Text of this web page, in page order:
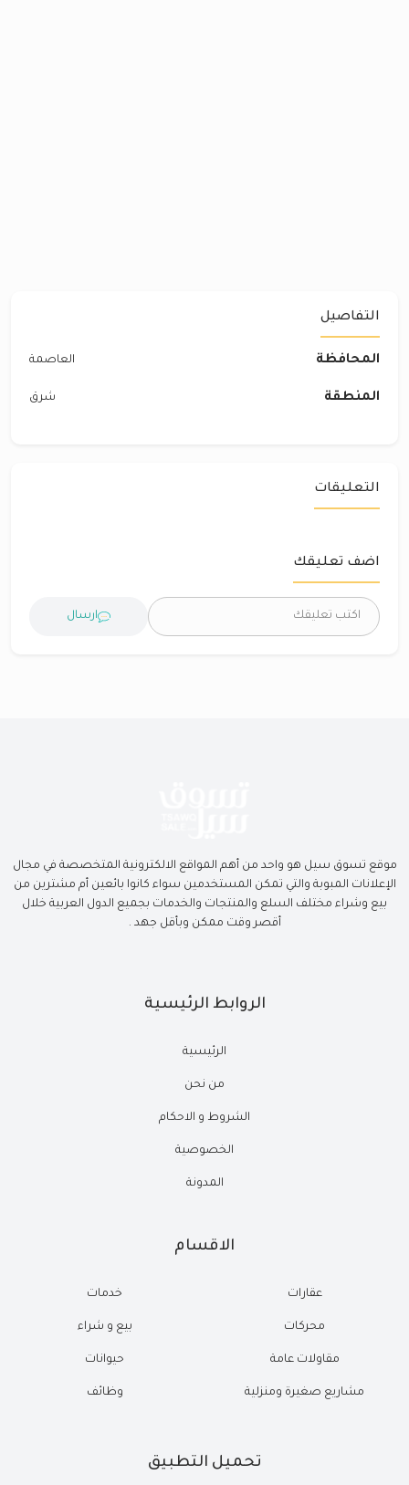
التفاصيل
المحافظة العاصمة
المنطقة شرق‎
التعليقات
اضف تعليقك
ارسال
موقع تسوق سيل هو واحد من أهم المواقع الالكترونية المتخصصة في مجال
الإعلانات المبوبة والتي تمكن المستخدمين سواء كانوا بائعين أم مشترين من
بيع وشراء مختلف السلع والمنتجات والخدمات بجميع الدول العربية خلال
أقصر وقت ممكن وبأقل جهد .
الروابط الرئيسية
الرئيسية
من نحن
الشروط و الاحكام
الخصوصية
المدونة
الاقسام
عقارات
محركات
مقاولات عامة
مشاريع صغيرة ومنزلية
خدمات
بيع و شراء
حيوانات
وظائف
تحميل التطبيق